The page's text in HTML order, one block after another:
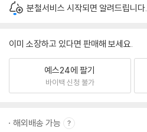
분철서비스 시작되면 알려드립니다.
이미 소장하고 있다면 판매해 보세요.
예스24에 팔기
바이백 신청 불가
해외배송 가능